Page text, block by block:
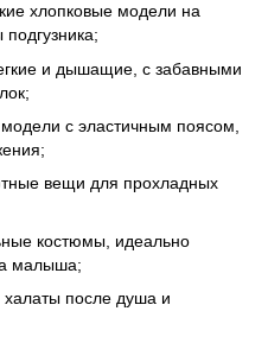
хлопковые модели на
и дышащие, с забавными
с эластичным поясом,
вещи для прохладных
костюмы, идеально
малыша;
после душа и